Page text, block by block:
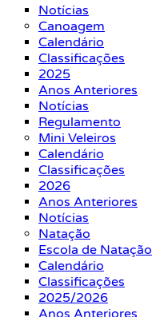
Notícias
Canoagem
Calendário
Classificações
2025
Anos Anteriores
Notícias
Regulamento
Mini Veleiros
Calendário
Classificações
2026
Anos Anteriores
Notícias
Natação
Escola de Natação
Calendário
Classificações
2025/2026
Anos Anteriores